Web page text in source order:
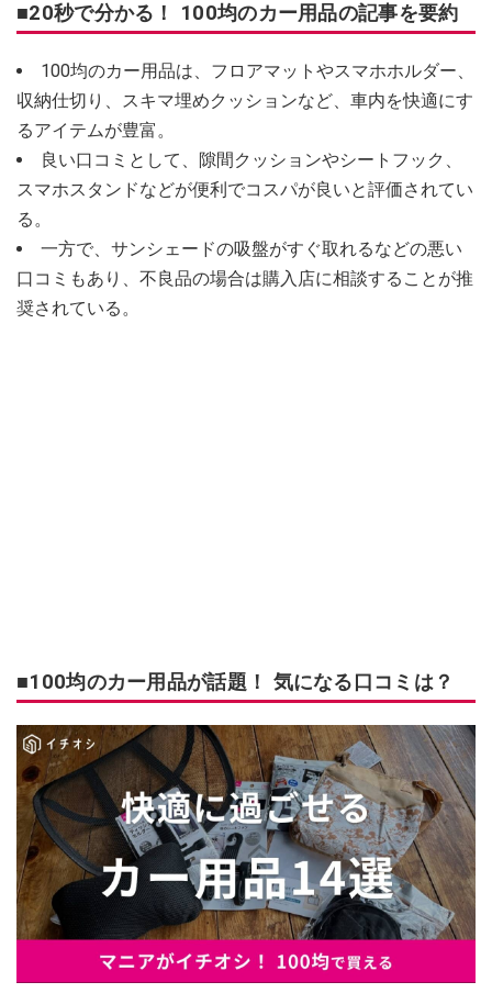
■20秒で分かる！ 100均のカー用品の記事を要約
100均のカー用品は、フロアマットやスマホホルダー、
収納仕切り、スキマ埋めクッションなど、車内を快適にす
るアイテムが豊富。
良い口コミとして、隙間クッションやシートフック、
スマホスタンドなどが便利でコスパが良いと評価されてい
る。
一方で、サンシェードの吸盤がすぐ取れるなどの悪い
口コミもあり、不良品の場合は購入店に相談することが推
奨されている。
■100均のカー用品が話題！ 気になる口コミは？